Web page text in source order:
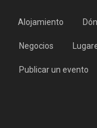
Alojamiento
Negocios
Publicar un evento